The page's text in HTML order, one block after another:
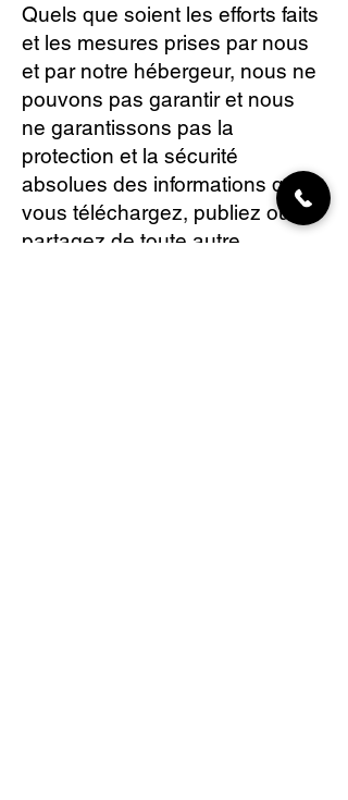
Quels que soient les efforts faits
et les mesures prises par nous
et par notre hébergeur, nous ne
pouvons pas garantir et nous
ne garantissons pas la
protection et la sécurité
absolues des informations que
vous téléchargez, publiez ou
partagez de toute autre